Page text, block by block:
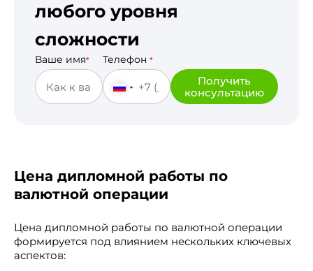
любого уровня
сложности
Ваше имя* Телефон *
Получить
консультацию
Цена дипломной работы по
валютной операции
Цена дипломной работы по валютной операции
формируется под влиянием нескольких ключевых
аспектов: